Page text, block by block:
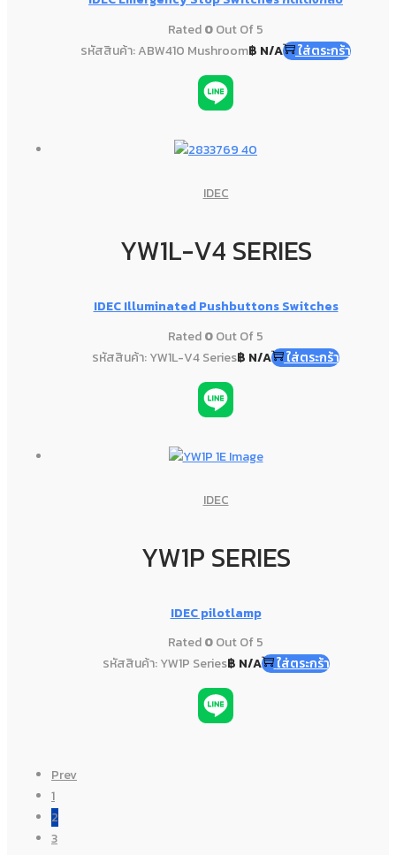
Rated0Out Of 5
รหัสสินค้า: ABW410 Mushroom฿ N/A ใส่ตระกร้า
IDEC
YW1L-V4 SERIES
IDEC Illuminated Pushbuttons Switches
Rated0Out Of 5
รหัสสินค้า: YW1L-V4 Series฿ N/A ใส่ตระกร้า
IDEC
YW1P SERIES
IDEC pilotlamp
Rated0Out Of 5
รหัสสินค้า: YW1P Series฿ N/A ใส่ตระกร้า
Prev
1
2
3